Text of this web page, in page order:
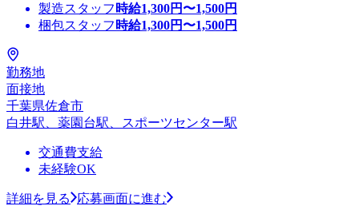
製造スタッフ 時給1,300円〜1,500円
梱包スタッフ 時給1,300円〜1,500円
勤務地
面接地
千葉県佐倉市
白井駅、薬園台駅、スポーツセンター駅
交通費支給
未経験OK
詳細を見る 応募画面に進む